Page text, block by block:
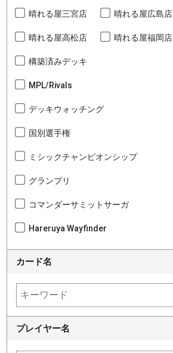
晴れる屋三宮店 晴れる屋広島店
晴れる屋高松店 晴れる屋福岡店
構築済みデッキ
MPL/Rivals
デッキウォッチング
国別選手権
ミシックチャンピオンシップ
グランプリ
コマンダーサミットサーガ
Hareruya Wayfinder
カード名
プレイヤー名